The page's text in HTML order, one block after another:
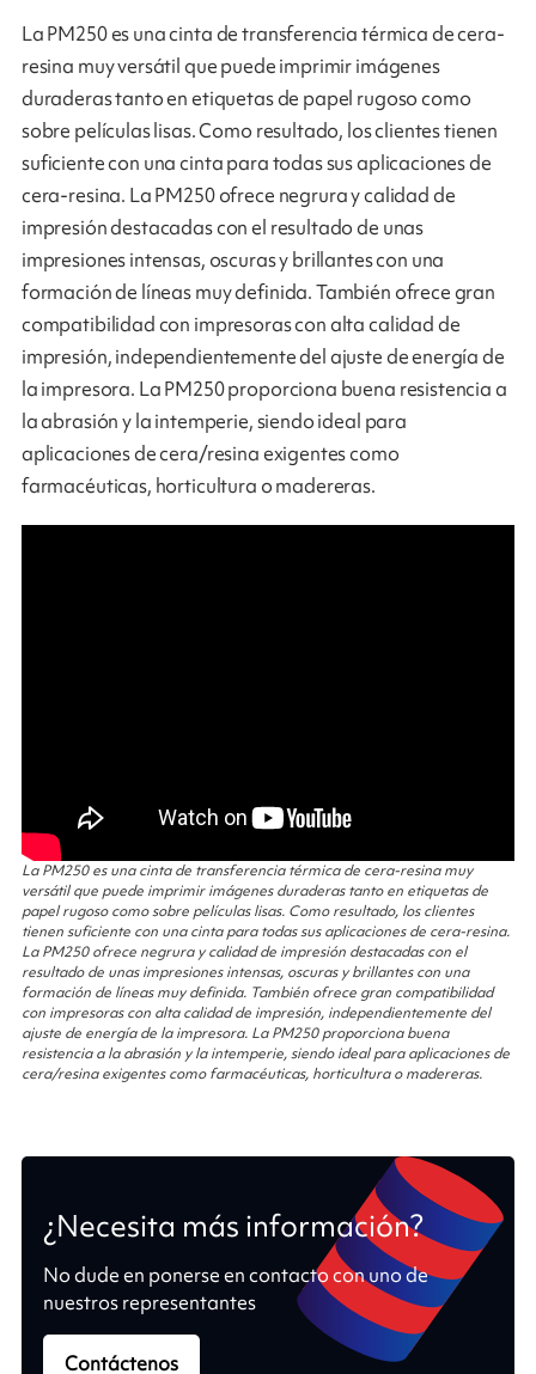
La PM250 es una cinta de transferencia térmica de cera-
resina muy versátil que puede imprimir imágenes
duraderas tanto en etiquetas de papel rugoso como
sobre películas lisas. Como resultado, los clientes tienen
suficiente con una cinta para todas sus aplicaciones de
cera-resina. La PM250 ofrece negrura y calidad de
impresión destacadas con el resultado de unas
impresiones intensas, oscuras y brillantes con una
formación de líneas muy definida. También ofrece gran
compatibilidad con impresoras con alta calidad de
impresión, independientemente del ajuste de energía de
la impresora. La PM250 proporciona buena resistencia a
la abrasión y la intemperie, siendo ideal para
aplicaciones de cera/resina exigentes como
farmacéuticas, horticultura o madereras.
La PM250 es una cinta de transferencia térmica de cera-resina muy
versátil que puede imprimir imágenes duraderas tanto en etiquetas de
papel rugoso como sobre películas lisas. Como resultado, los clientes
tienen suficiente con una cinta para todas sus aplicaciones de cera-resina.
La PM250 ofrece negrura y calidad de impresión destacadas con el
resultado de unas impresiones intensas, oscuras y brillantes con una
formación de líneas muy definida. También ofrece gran compatibilidad
con impresoras con alta calidad de impresión, independientemente del
ajuste de energía de la impresora. La PM250 proporciona buena
resistencia a la abrasión y la intemperie, siendo ideal para aplicaciones de
cera/resina exigentes como farmacéuticas, horticultura o madereras.
¿Necesita más información?
No dude en ponerse en contacto con uno de
nuestros representantes
Contáctenos